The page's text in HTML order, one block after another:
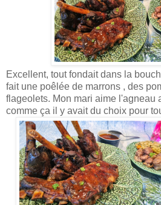
Excellent, tout fondait dans la
fait une poêlée de marrons , des
flageolets. Mon mari aime l'agneau
comme ça il y avait du choix pour